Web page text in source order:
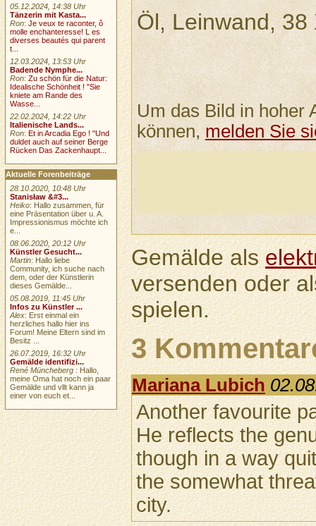
Öl, Leinwand, 38
Um das Bild in hoher
können,melden Sie
Gemälde als
versenden oder
spielen.
3
Mariana Lubich
Another favourite
He reflects the
though in a way
the somewhat
city.
05.12.2024, 14:38 Uhr
Tänzerin mit Kasta...
Ron:Je veux te raconter, ô
molle enchanteresse! L es
diverses beautés qui parent
t...
12.03.2024, 13:53 Uhr
Badende Nymphe...
Ron:Zu schön für die Natur:
Idealische Schönheit ! "Sie
kniete am Rande des
Wasse...
22.02.2024, 14:22 Uhr
Italienische Lands...
Ron:Et in Arcadia Ego ! "Und
duldet auch auf seiner Berge
Rücken Das Zackenhaupt...
Aktuelle Forenbeiträge
28.10.2020, 10:48 Uhr
Stanisław &#3...
Heiko: Hallo zusammen, für
eine Präsentation über u. A.
Impressionismus möchte ich
e...
08.06.2020, 20:12 Uhr
Künstler Gesucht...
Martin: Hallo liebe
Community, ich suche nach
dem, oder der Künstlerin
dieses Gemälde...
05.08.2019, 11:45 Uhr
Infos zu Künstler ...
Alex: Erst einmal ein
herzliches hallo hier ins
Forum! Meine Eltern sind im
Besitz ...
26.07.2019, 16:32 Uhr
Gemälde identifizi...
René Müncheberg : Hallo,
meine Oma hat noch ein paar
Gemälde und vllt kann ja
einer von euch et...